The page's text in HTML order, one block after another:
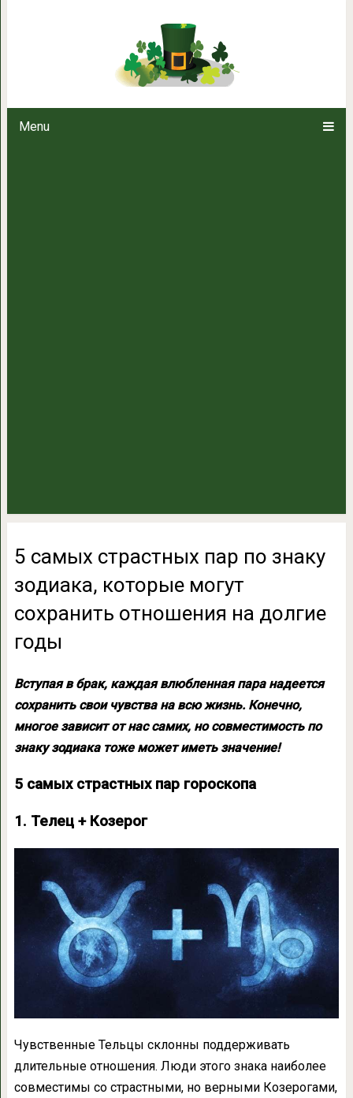
Menu
5 самых страстных пар по
сохранить
5 самых страстных пар по знаку
зодиака, которые могут
сохранить отношения на долгие
годы
Вступая в брак, каждая влюбленная пара надеется
сохранить свои чувства на всю жизнь. Конечно,
многое зависит от нас самих, но совместимость по
знаку зодиака тоже может иметь значение!
5 самых страстных пар гороскопа
1. Телец + Козерог
Чувственные Тельцы склонны поддерживать
длительные отношения. Люди этого знака наиболее
совместимы со страстными, но верными Козерогами,